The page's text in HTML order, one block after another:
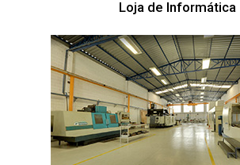
Loja de Informática